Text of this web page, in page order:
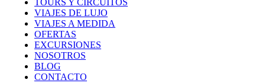
TOURS Y CIRCUITOS
VIAJES DE LUJO
VIAJES A MEDIDA
OFERTAS
EXCURSIONES
NOSOTROS
BLOG
CONTACTO